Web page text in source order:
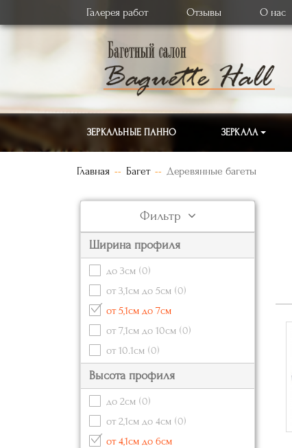
Галерея работ Отзывы О нас
ЗЕРКАЛЬНЫЕ ПАННО ЗЕРКАЛА
Главная Багет Деревянные багеты
Фильтр
Ширина профиля
до 3см (0)
от 3,1см до 5см (0)
от 5,1см до 7см
от 7,1см до 10см (0)
от 10.1см (0)
Высота профиля
до 2см (0)
от 2,1см до 4см (0)
от 4,1см до 6см